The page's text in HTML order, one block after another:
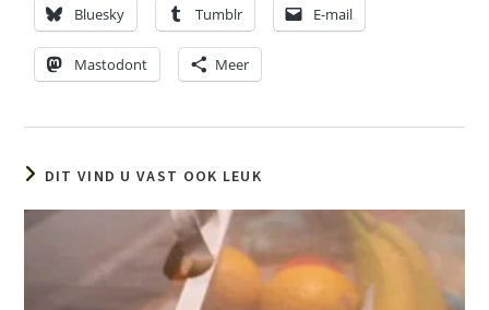
Bluesky Tumblr E-mail
Mastodont Meer
DIT VIND U VAST OOK LEUK